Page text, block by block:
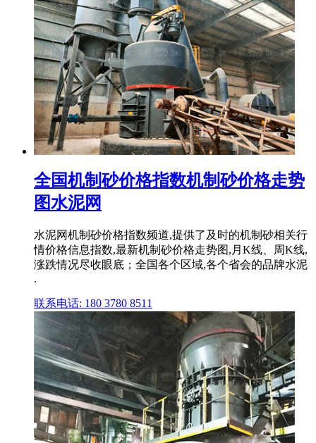
全国机制砂价格指数机制砂价格走势
图水泥网
水泥网机制砂价格指数频道,提供了及时的机制砂相关行
情价格信息指数,最新机制砂价格走势图,月K线、周K线,
涨跌情况尽收眼底；全国各个区域,各个省会的品牌水泥
.
联系电话: 180 3780 8511